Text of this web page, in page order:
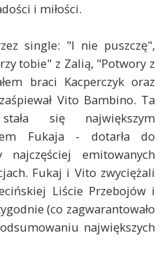
i miłości.
single: "I nie puszczę",
tobie" z Zalią, "Potwory z
braci Kacperczyk oraz
Vito Bambino. Ta
się największym
Fukaja - dotarła do
emitowanych
Fukaj i Vito zwyciężali
Liście Przebojów i
(co zagwarantowało
największych